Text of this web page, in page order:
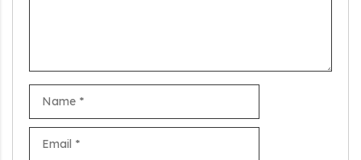
Stand Up India Scheme Apply Online: नया व्यवसाय शुरू करने
वालों के लिए वरदान है ये सरकारी योजना, 25% सब्सिडी के साथ मिलता है 1
करोड़ का लोन
Griha Sugam Yojana Apply Online: घर बनाने के लिए LIC से ले
सकते है 8 लाख तक का लोन, मिलती है 40 प्रतिशत सब्सिडी